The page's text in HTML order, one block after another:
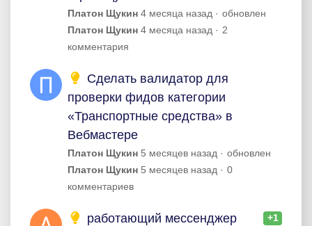
Платон Щукин 4 месяца назад
обновлен
Платон Щукин 4 месяца назад
2
комментария
Сделать валидатор для
проверки фидов категории
«Транспортные средства» в
Вебмастере
Платон Щукин 5 месяцев назад
обновлен
Платон Щукин 5 месяцев назад
0
комментариев
+1
работающий мессенджер